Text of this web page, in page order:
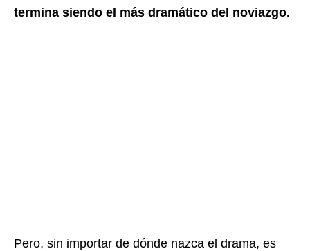
termina siendo el más dramático del noviazgo.
Pero, sin importar de dónde nazca el drama, es